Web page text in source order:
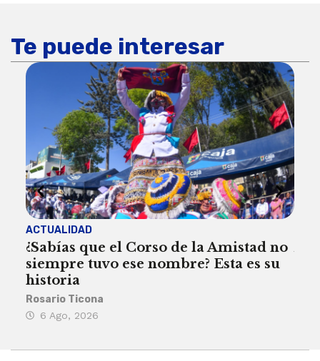
Te puede interesar
ACTUALIDAD
¿Sabías que el Corso de la Amistad no
siempre tuvo ese nombre? Esta es su
historia
Rosario Ticona
6 Ago, 2026